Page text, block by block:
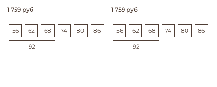
1 759 руб
56 62 68 74 80 86
92
1 759 руб
56 62 68 74 80 86
92